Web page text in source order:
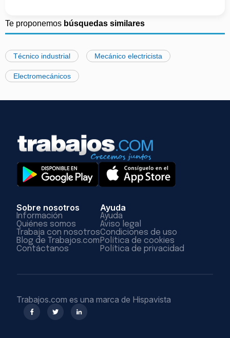
Te proponemos búsquedas similares
Técnico industrial Mecánico electricista
Electromecánicos
Sobre nosotros
Información
Quiénes somos
Trabaja con nosotros
Blog de Trabajos.com
Contáctanos
Ayuda
Ayuda
Aviso legal
Condiciones de uso
Política de cookies
Política de privacidad
Trabajos.com es una marca de Hispavista